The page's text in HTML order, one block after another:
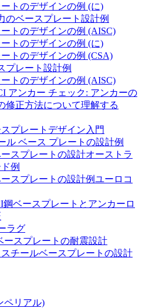
トのデザインの例 (に)
のベースプレート設計例
トのデザインの例 (AISC)
トのデザインの例 (に)
トのデザインの例 (CSA)
プレート設計例
トのデザインの例 (AISC)
アンカー チェック: アンカーの
修正方法について理解する
プレートデザイン入門
ル ベース プレートの設計例
スプレートの設計オーストラ
例
スプレートの設計例ユーロコ
鋼ベースプレートとアンカーロ
ラグ
ースプレートの耐震設計
スチールベースプレートの設計
ペリアル)